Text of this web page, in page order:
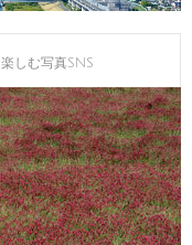
しむ写真SNS